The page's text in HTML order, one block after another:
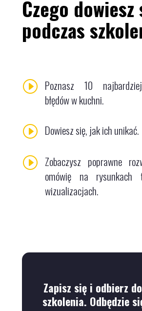
Czego dowiesz
podczas
I Poznasz 10
błędów w kuchni.
I Dowiesz się, jak ich unikać.
I Zobaczysz poprawne
omówię na rysunkach
wizualizacjach.
Zapisz się i odbierz
szkolenia. Odbędzie